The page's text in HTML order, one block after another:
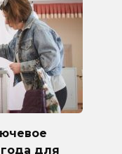
для